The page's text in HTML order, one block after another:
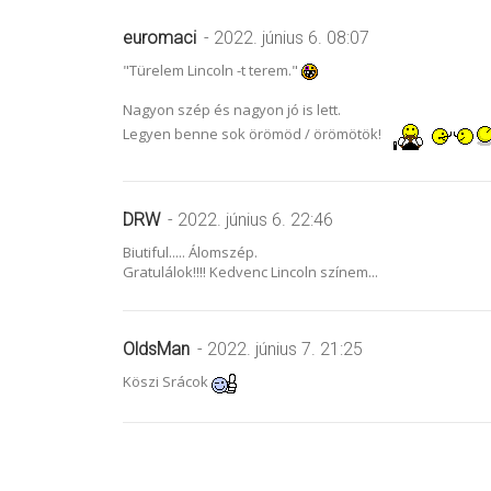
euromaci - 2022. június 6. 08:07
"Türelem Lincoln -t terem."
Nagyon szép és nagyon jó is lett.
Legyen benne sok örömöd / örömötök!
DRW - 2022. június 6. 22:46
Biutiful..... Álomszép.
Gratulálok!!!! Kedvenc Lincoln színem...
OldsMan - 2022. június 7. 21:25
Köszi Srácok